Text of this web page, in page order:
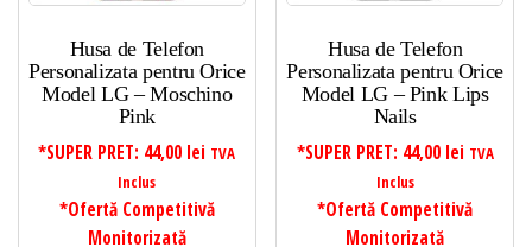
Husa de Telefon
Personalizata pentru Orice
Model LG – Moschino
Pink
*SUPER PRET: 44,00 lei TVA
Inclus
*Ofertă Competitivă
Monitorizată
Husa de Telefon
Personalizata pentru Orice
Model LG – Pink Lips
Nails
*SUPER PRET: 44,00 lei TVA
Inclus
*Ofertă Competitivă
Monitorizată